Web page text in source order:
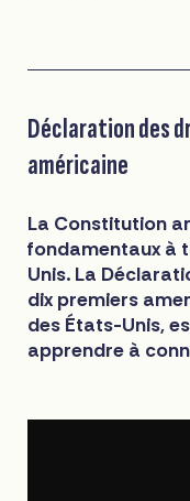
Déclaration des
américaine
La Constitution
fondamentaux à
Unis. La
dix premiers
des États-Unis,
apprendre à